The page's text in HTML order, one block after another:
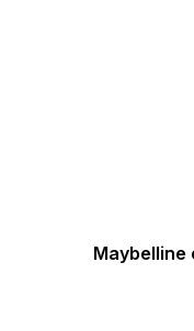
Maybelline